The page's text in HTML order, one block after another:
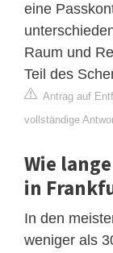
eine
Raum und
Teil des
Antrag auf
vollständige
Wie
in
In den
weniger als